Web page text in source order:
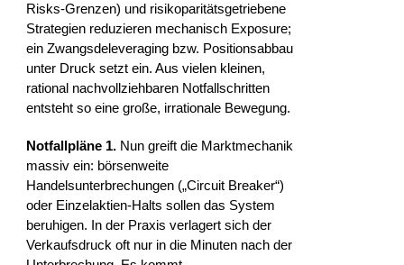
Risks-Grenzen) und risikoparitäts­getriebene
Strategien reduzieren mechanisch Exposure;
ein Zwangsdeleveraging bzw. Positionsabbau
unter Druck setzt ein. Aus vielen kleinen,
rational nachvollziehbaren Notfallschritten
entsteht so eine große, irrationale Bewegung.
Notfallpläne 1. Nun greift die Marktmechanik
massiv ein: börsenweite
Handelsunterbrechungen („Circuit Breaker“)
oder Einzelaktien-Halts sollen das System
beruhigen. In der Praxis verlagert sich der
Verkaufsdruck oft nur in die Minuten nach der